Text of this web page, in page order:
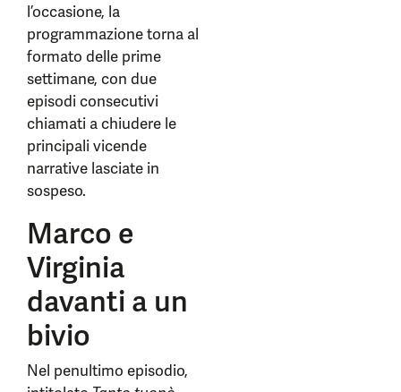
l’occasione, la
programmazione torna al
formato delle prime
settimane, con due
episodi consecutivi
chiamati a chiudere le
principali vicende
narrative lasciate in
sospeso.
Marco e
Virginia
davanti a un
bivio
Nel penultimo episodio,